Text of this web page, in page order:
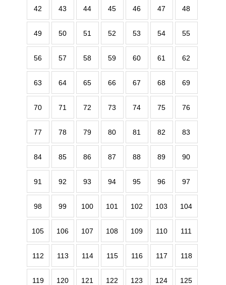
42 43 44 45 46 47 48
49 50 51 52 53 54 55
56 57 58 59 60 61 62
63 64 65 66 67 68 69
70 71 72 73 74 75 76
77 78 79 80 81 82 83
84 85 86 87 88 89 90
91 92 93 94 95 96 97
98 99 100 101 102 103 104
105 106 107 108 109 110 111
112 113 114 115 116 117 118
119 120 121 122 123 124 125